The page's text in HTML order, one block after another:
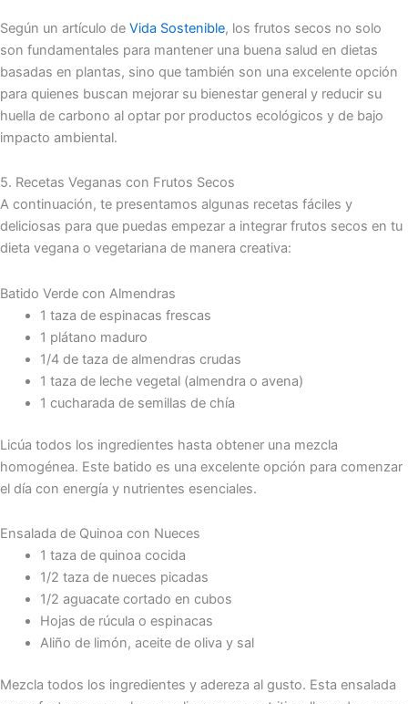
Según un artículo de Vida Sostenible, los frutos secos no solo
son fundamentales para mantener una buena salud en dietas
basadas en plantas, sino que también son una excelente opción
para quienes buscan mejorar su bienestar general y reducir su
huella de carbono al optar por productos ecológicos y de bajo
impacto ambiental.
5. Recetas Veganas con Frutos Secos
A continuación, te presentamos algunas recetas fáciles y
deliciosas para que puedas empezar a integrar frutos secos en tu
dieta vegana o vegetariana de manera creativa:
Batido Verde con Almendras
1 taza de espinacas frescas
1 plátano maduro
1/4 de taza de almendras crudas
1 taza de leche vegetal (almendra o avena)
1 cucharada de semillas de chía
Licúa todos los ingredientes hasta obtener una mezcla
homogénea. Este batido es una excelente opción para comenzar
el día con energía y nutrientes esenciales.
Ensalada de Quinoa con Nueces
1 taza de quinoa cocida
1/2 taza de nueces picadas
1/2 aguacate cortado en cubos
Hojas de rúcula o espinacas
Aliño de limón, aceite de oliva y sal
Mezcla todos los ingredientes y adereza al gusto. Esta ensalada